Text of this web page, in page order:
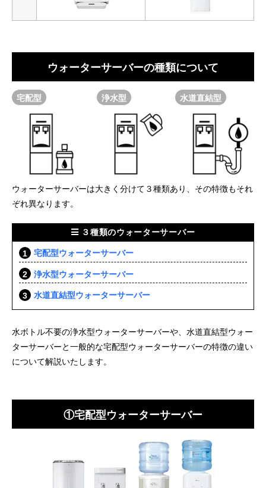
ウォーターサーバーの種類について
宅配型 浄水型 水道直結型
ウォーターサーバーは大きく分けて３種類あり、その特徴もそれ
ぞれ異なります。
３種類のウォーターサーバー
宅配型ウォーターサーバー
浄水型ウォーターサーバー
水道直結型ウォーターサーバー
水ボトル不要の浄水型ウォーターサーバーや、水道直結型ウォー
ターサーバーと一般的な宅配型ウォーターサーバーの特徴の違い
について解説いたします。
①宅配型ウォーターサーバー